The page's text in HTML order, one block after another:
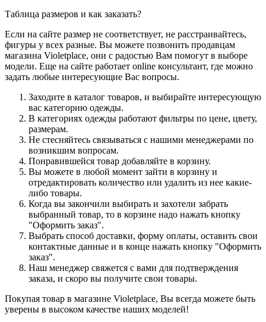
Таблица размеров и как заказать?
Если на сайте размер не соответствует, не расстраивайтесь,
фигуры у всех разные. Вы можете позвонить продавцам
магазина Violetplace, они с радостью Вам помогут в выборе
модели. Еще на сайте работает online консультант, где можно
задать любые интересующие Вас вопросы.
Заходите в каталог товаров, и выбирайте интересующую
вас категорию одежды.
В категориях одежды работают фильтры по цене, цвету,
размерам.
Не стесняйтесь связываться с нашими менеджерами по
возникшим вопросам.
Понравившейся товар добавляйте в корзину.
Вы можете в любой момент зайти в корзину и
отредактировать количество или удалить из нее какие-
либо товары.
Когда вы закончили выбирать и захотели забрать
выбранный товар, то в корзине надо нажать кнопку
"Оформить заказ".
Выбрать способ доставки, форму оплаты, оставить свои
контактные данные и в конце нажать кнопку "Оформить
заказ".
Наш менеджер свяжется с вами для подтверждения
заказа, и скоро вы получите свои товары.
Покупая товар в магазине Violetplace, Вы всегда можете быть
уверены в высоком качестве наших моделей!